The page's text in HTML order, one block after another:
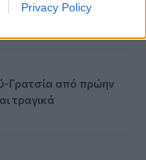
Privacy Policy
Κρήτη - Ζέστη και
Γρατσία από πρώην
τραγικά